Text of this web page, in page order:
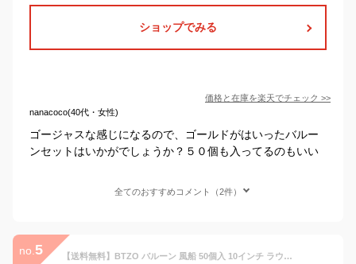
ショップでみる
価格と在庫を楽天でチェック >>
nanacoco(40代・女性)
ゴージャスな感じになるので、ゴールドがはいったバルー
ンセットはいかがでしょうか？５０個も入ってるのもいい
全てのおすすめコメント（2件）
no. 5 【送料無料】BTZO バルーン 風船 50個入 10インチ ラウンド スタンダードカラー 紙吹雪 ゴム風船 飾り付け 誕生日 結婚式 パーティー お祭り 文化祭 ピンク オレンジ パープル ブルー イエロー グリーン レッド 8色アソート